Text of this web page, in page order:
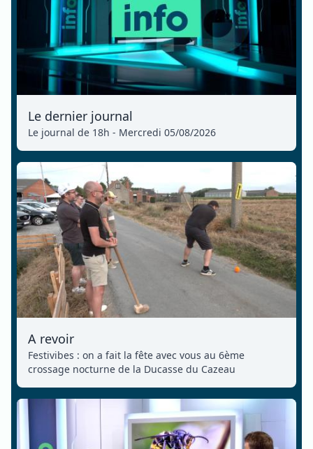
Le dernier journal
Le journal de 18h - Mercredi 05/08/2026
A revoir
Festivibes : on a fait la fête avec vous au 6ème
crossage nocturne de la Ducasse du Cazeau